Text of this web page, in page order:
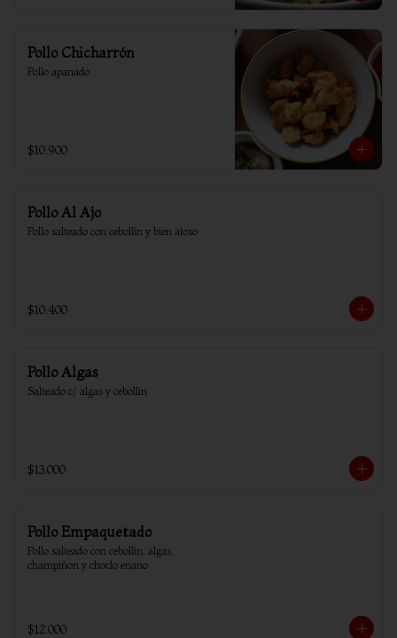
Pollo Chicharrón
Pollo apanado
$10.900
Pollo Al Ajo
Pollo salteado con cebollín y bien ajoso
$10.400
Pollo Algas
Salteado c/ algas y cebollin
$13.000
Pollo Empaquetado
Pollo salteado con cebollín, algas,
champiñon y choclo enano
$12.000